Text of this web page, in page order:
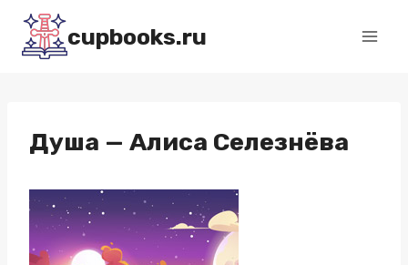
Перейти
содержимому
cupbooks.ru
Душа — Алиса Селезнёва